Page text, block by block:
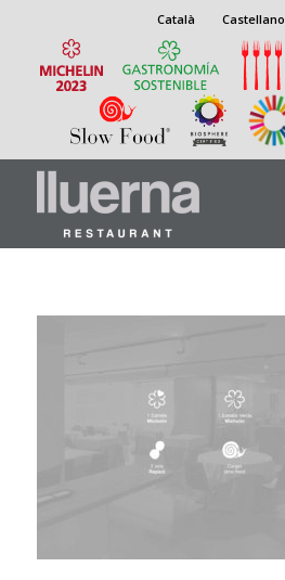
Català Castellano